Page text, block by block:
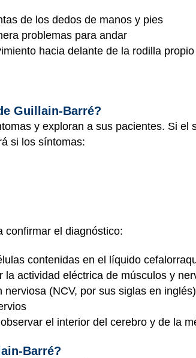
de los dedos de manos y pies
problemas para andar
hacia delante de la rodilla
Guillain-Barré?
y exploran a sus pacientes. Si el
si los síntomas:
confirmar el diagnóstico:
contenidas en el líquido
la actividad eléctrica de músculos y
(NCV, por sus siglas en
el interior del cerebro y de la
Barré?